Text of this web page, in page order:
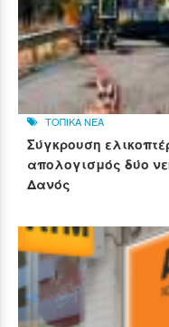
ΤΟΠΙΚΑ ΝΕΑ
Σύγκρουση
απολογισμός δύο
Δανός